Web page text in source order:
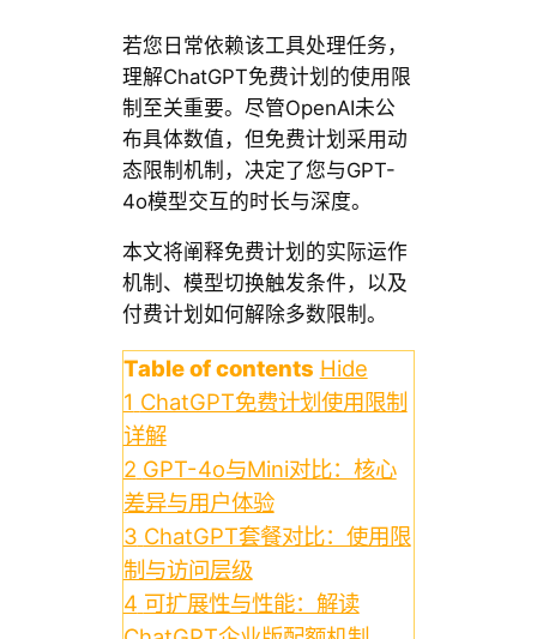
若您日常依赖该工具处理任务，
理解ChatGPT免费计划的使用限
制至关重要。尽管OpenAI未公
布具体数值，但免费计划采用动
态限制机制，决定了您与GPT-
4o模型交互的时长与深度。
本文将阐释免费计划的实际运作
机制、模型切换触发条件，以及
付费计划如何解除多数限制。
Table of contents Hide
1 ChatGPT免费计划使用限制
详解
2 GPT-4o与Mini对比：核心
差异与用户体验
3 ChatGPT套餐对比：使用限
制与访问层级
4 可扩展性与性能：解读